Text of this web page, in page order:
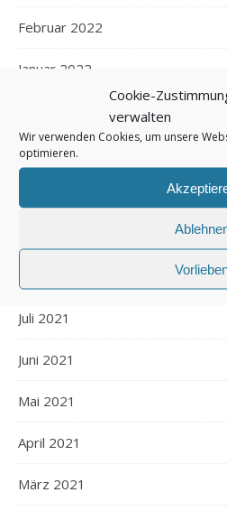
Cookie-
verwalten
Wir verwenden Cookies, um unsere
optimieren.
Februar 2022
Januar 2022
Dezember 2021
November 2021
Juli 2021
Juni 2021
Mai 2021
April 2021
März 2021